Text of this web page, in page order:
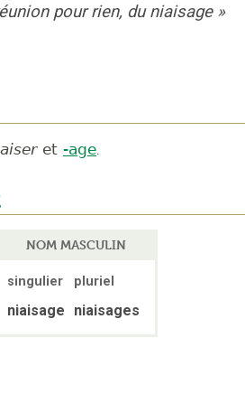
pour rien, du niaisage »
et -age.
NOM MASCULIN
singulier pluriel
niaisage niaisages